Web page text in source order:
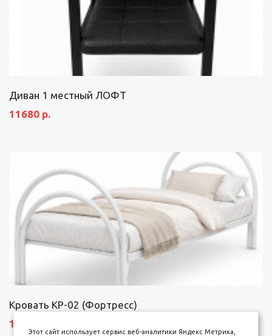
Диван 1 местный ЛОФТ
11680 р.
Кровать КР-02 (Фортресс)
10690 р.
Этот сайт использует сервис веб-аналитики Яндекс Метрика,